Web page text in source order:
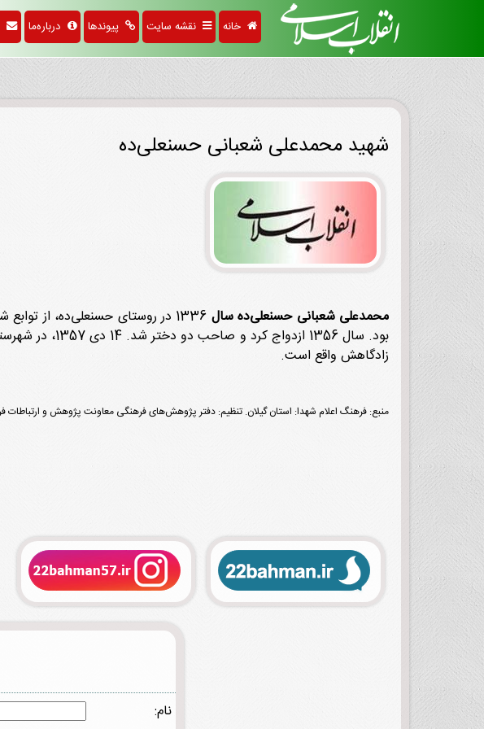
خانه نقشه سایت پیوندها درباره‌ما
شهید محمدعلی شعبانی حسنعلی‌ده
محمدعلی شعبانی حسنعلی‌ده سال
1336 در روستای حسنعلی‌ده، از
بود. سال 1356
زادگاهش واقع است.
منبع: فرهنگ اعلام شهدا: استان گیلان. تنظیم: دفتر پژوهش‌های فرهنگی معاونت پژوهش و ارتباطات فرهنگی
نام: